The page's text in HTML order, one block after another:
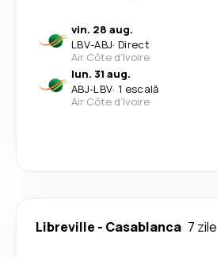
vin. 28 aug.
LBV-ABJ· Direct
Air Côte d'Ivoire
lun. 31 aug.
ABJ-LBV· 1 escală
Air Côte d'Ivoire
Libreville - Casablanca 7 zile